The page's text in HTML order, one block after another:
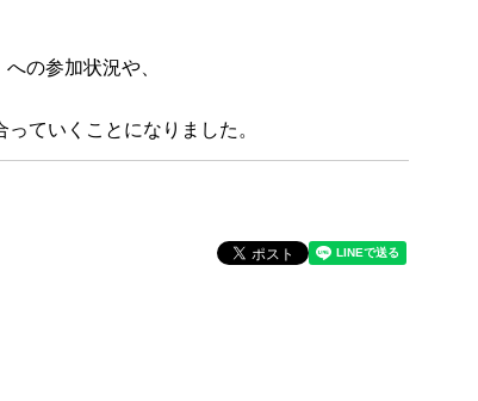
の参加状況や、
ていくことになりました。